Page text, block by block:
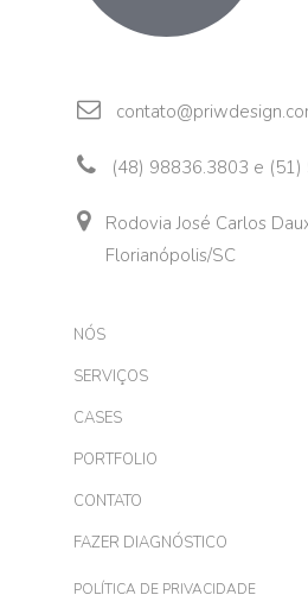
(48) 98836.3803 e
Rodovia José Carlos
Florianópolis/SC
NÓS
SERVIÇOS
CASES
PORTFOLIO
CONTATO
FAZER DIAGNÓSTICO
POLÍTICA DE PRIVACIDADE